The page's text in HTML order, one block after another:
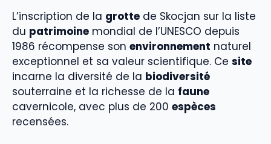
L’inscription de la grotte de Skocjan sur la liste
du patrimoine mondial de l’UNESCO depuis
1986 récompense son environnement naturel
exceptionnel et sa valeur scientifique. Ce site
incarne la diversité de la biodiversité
souterraine et la richesse de la faune
cavernicole, avec plus de 200 espèces
recensées.